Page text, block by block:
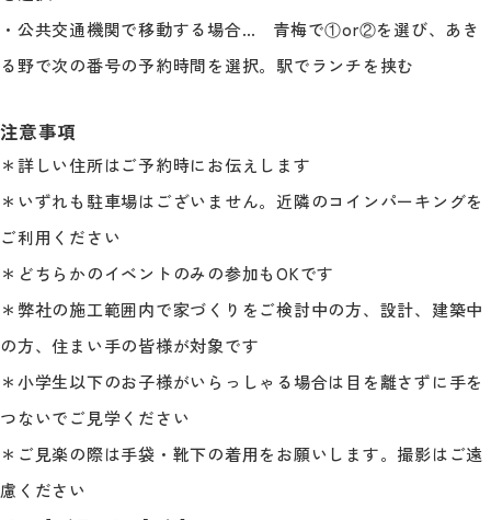
・公共交通機関で移動する場合… 青梅で①or②を選び、あき
る野で次の番号の予約時間を選択。駅でランチを挟む
注意事項
＊詳しい住所はご予約時にお伝えします
＊いずれも駐車場はございません。近隣のコインパーキングを
ご利用ください
＊どちらかのイベントのみの参加もOKです
＊弊社の施工範囲内で家づくりをご検討中の方、設計、建築中
の方、住まい手の皆様が対象です
＊小学生以下のお子様がいらっしゃる場合は目を離さずに手を
つないでご見学ください
＊ご見楽の際は手袋・靴下の着用をお願いします。撮影はご遠
慮ください